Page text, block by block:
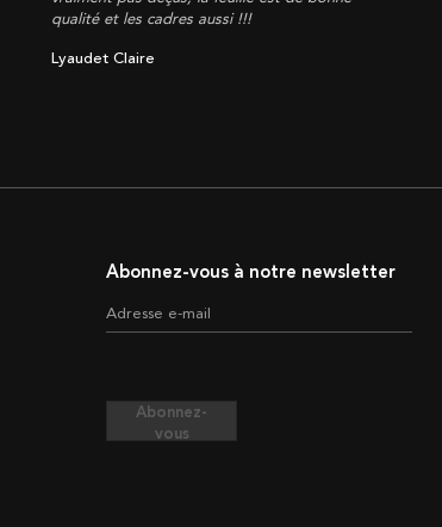
qualité et les cadres aussi !!!
Lyaudet Claire
Abonnez-vous à notre newsletter
Adresse e-mail
Abonnez-
vous